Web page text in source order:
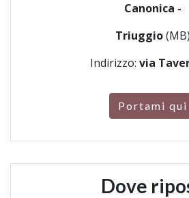
Canonica -
Triuggio(MB)
Indirizzo: via
Portami qui
Dove